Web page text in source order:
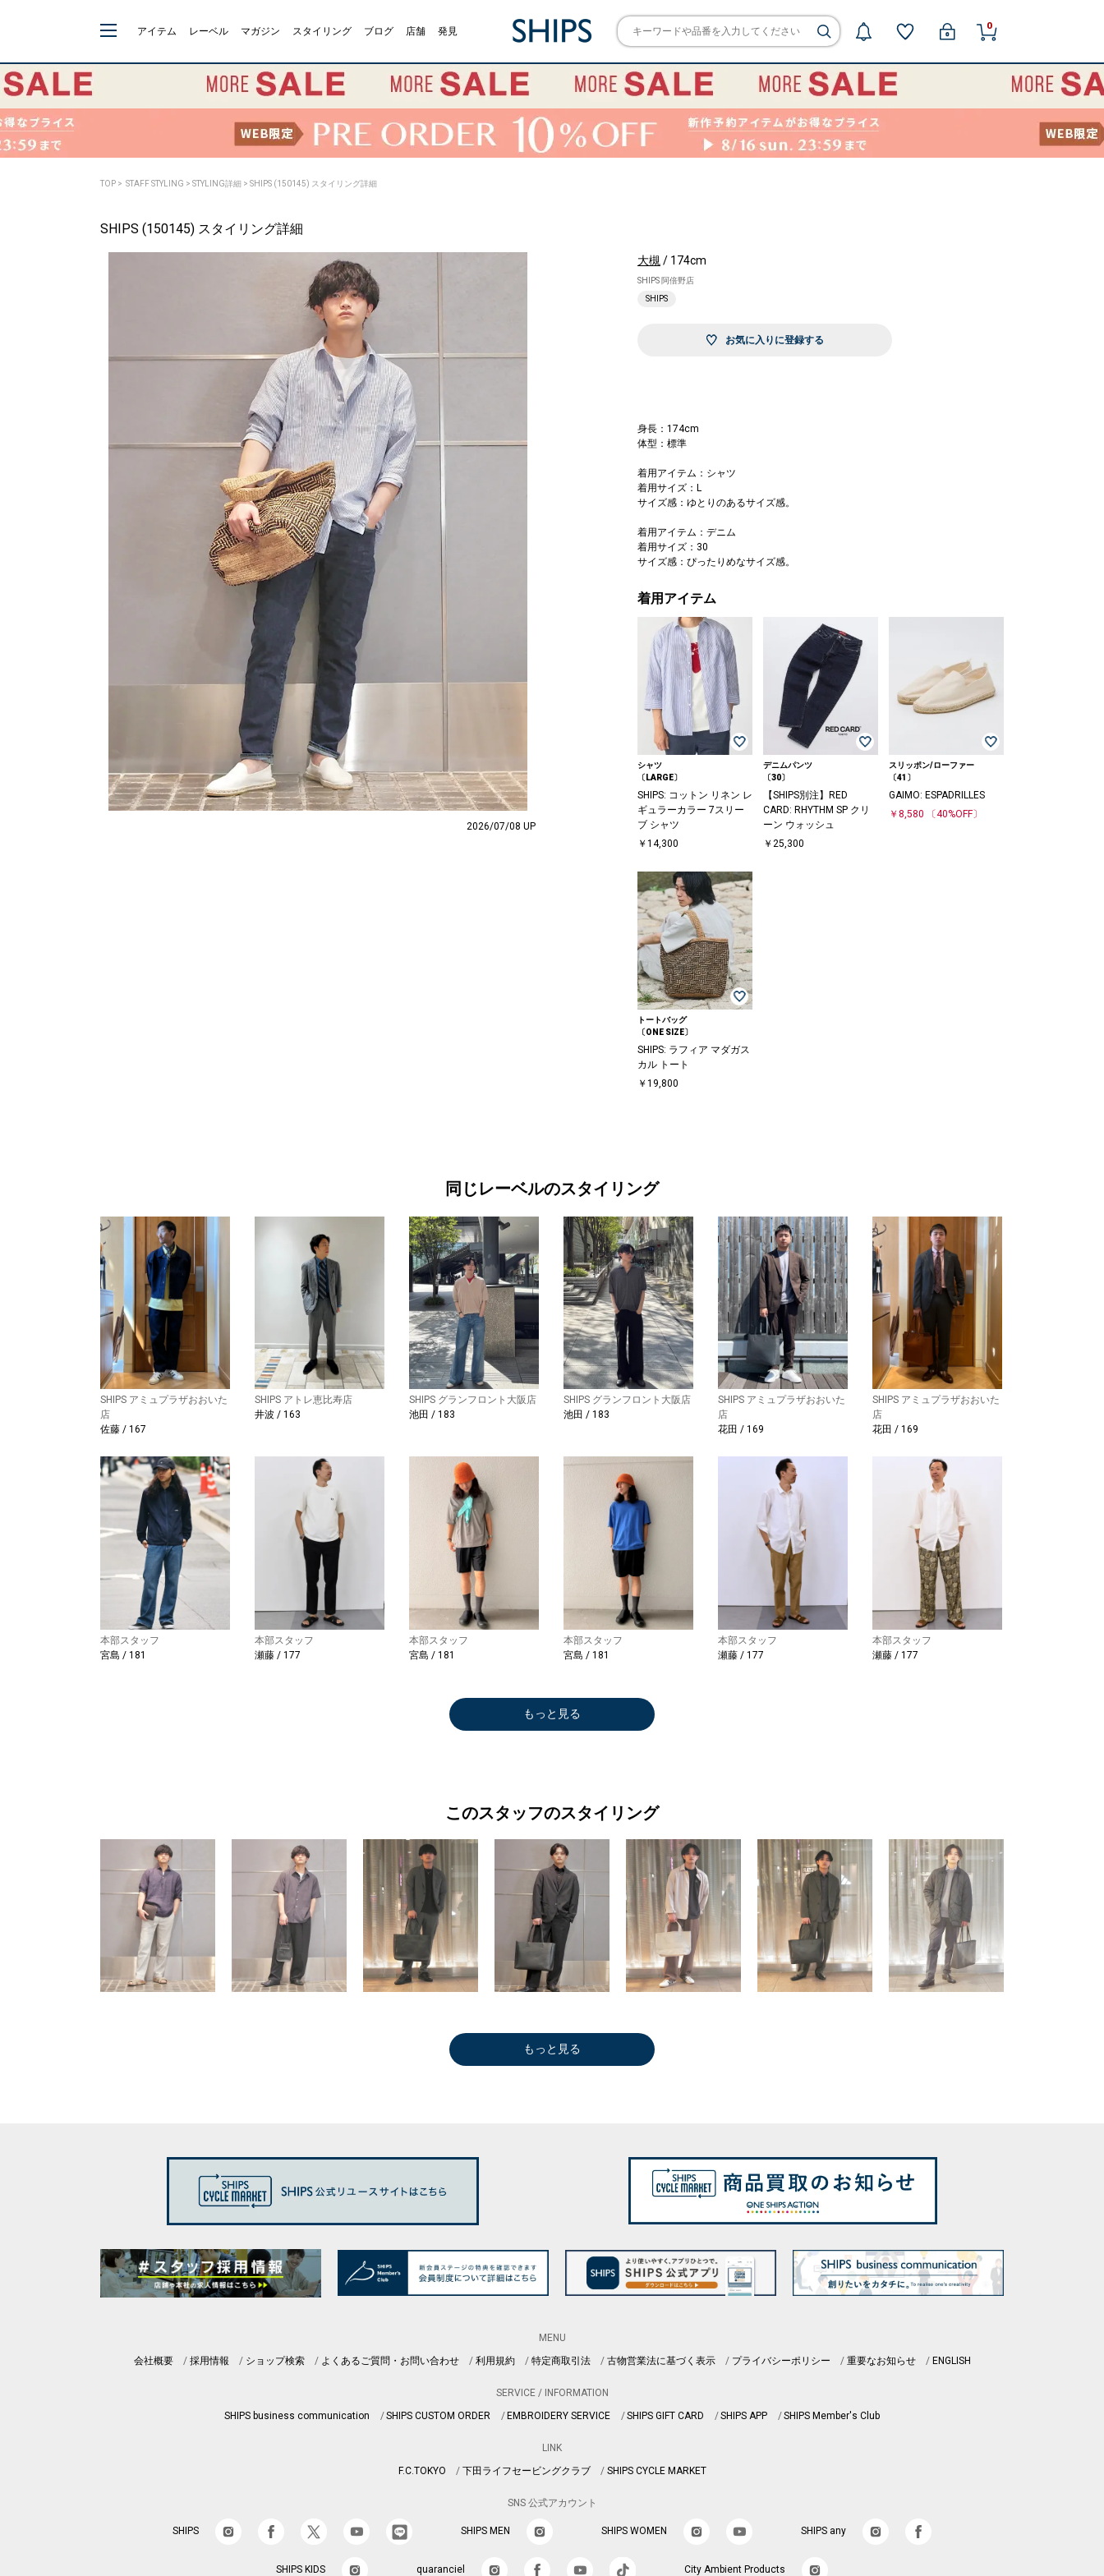
アイテム レーベル マガジン スタイリング ブログ 店舗 発見 0
TOP > STAFF STYLING > STYLING詳細 > SHIPS (150145) スタイリング詳細
SHIPS (150145) スタイリング詳細
2026/07/08 UP
大槻 / 174cm
SHIPS 阿倍野店
SHIPS
お気に入りに登録する
身長：174cm
体型：標準
着用アイテム：シャツ
着用サイズ：L
サイズ感：ゆとりのあるサイズ感。
着用アイテム：デニム
着用サイズ：30
サイズ感：ぴったりめなサイズ感。
着用アイテム
シャツ
〔LARGE〕
SHIPS: コットン リネン レ
ギュラーカラー 7スリー
ブ シャツ
￥14,300
デニムパンツ
〔30〕
【SHIPS別注】RED
CARD: RHYTHM SP クリ
ーン ウォッシュ
￥25,300
スリッポン/ローファー
〔41〕
GAIMO: ESPADRILLES
￥8,580
〔40%OFF〕
トートバッグ
〔ONE SIZE〕
SHIPS: ラフィア マダガス
カル トート
￥19,800
同じレーベルのスタイリング
SHIPS アミュプラザおおいた
店
佐藤 / 167
SHIPS アトレ恵比寿店
井波 / 163
SHIPS グランフロント大阪店
池田 / 183
SHIPS グランフロント大阪店
池田 / 183
SHIPS アミュプラザおおいた
店
花田 / 169
SHIPS アミュプラザおおいた
店
花田 / 169
本部スタッフ
宮島 / 181
本部スタッフ
瀬藤 / 177
本部スタッフ
宮島 / 181
本部スタッフ
宮島 / 181
本部スタッフ
瀬藤 / 177
本部スタッフ
瀬藤 / 177
もっと見る
このスタッフのスタイリング
もっと見る
MENU
会社概要
採用情報 ショップ検索 よくあるご質問・お問い合わせ 利用規約 特定商取引法 古物営業法に基づく表示 プライバシーポリシー 重要なお知らせ ENGLISH
SERVICE / INFORMATION
SHIPS business communication
SHIPS CUSTOM ORDER EMBROIDERY SERVICE SHIPS GIFT CARD SHIPS APP SHIPS Member's Club
LINK
F.C.TOKYO
下田ライフセービングクラブ SHIPS CYCLE MARKET
SNS 公式アカウント
SHIPS SHIPS MEN SHIPS WOMEN SHIPS any
SHIPS KIDS quaranciel City Ambient Products